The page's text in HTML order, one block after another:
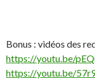
Bonus : vidéos des
https://youtu.be/
https://youtu.be/